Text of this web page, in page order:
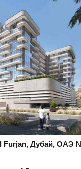
Furjan, Дубай, ОАЭ